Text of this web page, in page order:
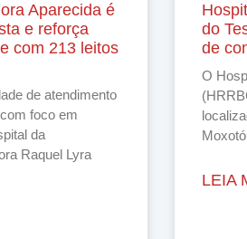
Aparecida é
e reforça
com 213 leitos
de atendimento
foco em
da
Raquel Lyra
do
de
O
LEIA